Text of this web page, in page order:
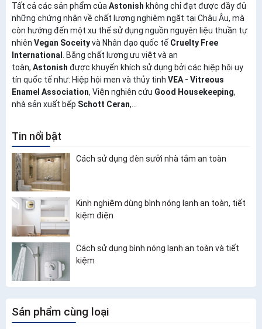
Tất cả các sản phẩm của Astonish không chỉ đạt được đầy đủ
những chứng nhận về chất lượng nghiêm ngặt tại Châu Âu, mà
còn hướng đến một xu thế sử dụng nguồn nguyên liệu thuần tự
nhiên Vegan Soceityvà Nhân đạo quốc tế Cruelty Free
International . Bằng chất lượng ưu việt và an
toàn, Astonish được khuyến khích sử dụng bởi các hiệp hội uy
tín quốc tế như: Hiệp hội men và thủy tinh VEA - Vitreous
Enamel Association, Viện nghiên cứu Good Housekeeping,
nhà sản xuất bếp Schott Ceran,...
Tin nổi bật
Cách sử dụng đèn sưởi nhà tắm an toàn
Kinh nghiệm dùng bình nóng lạnh an toàn, tiết
kiệm điện
Cách sử dụng bình nóng lạnh an toàn và tiết
kiệm
Sản phẩm cùng loại